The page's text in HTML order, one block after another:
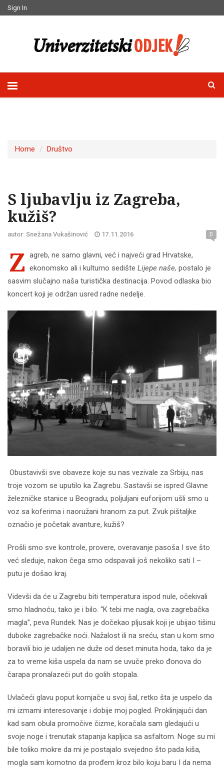
Sign In
Home Društvo
S ljubavlju iz Zagreba,
kužiš?
autor: Snežana Vukašinović 17.11.2016 0
Z agreb, ne samo glavni, već i najveći grad Hrvatske,
ekonomsko ali i kulturno sedište Lijepe naše, postalo je
sasvim slučajno naša turistička destinacija. Povod odlaska bio
koncert koji je održan usred radne nedelje.
Obustavivši sve obaveze koje su nas vezivale za Srbiju, nas
troje vozom se uputilo ka Zagrebu. Sastavši se ispred Glavne
železničke stanice u Beogradu, poljuljani euforijom ušli smo u
voz sa koferima i naoružani hranom za put. Zvuk pištaljke
označio je početak avanture, kužiš?
Prošli smo sve kontrole, provere, overavanje pasoša I sve što
već sleduje, nakon čega smo odspavali još nekoliko sati I –
putu je došao kraj.
Videvši da će u Zagrebu biti temperatura ispod nule, očekivali
smo hladnoću, tako je i bilo. “K tebi me nagla, ova zagrebačka
magla”, peva Rundek. Nas je dočekao pljusak koji je ubijao tišinu
duboke zagrebačke noći. Nažalost ili na sreću, stan u kom smo
boravili bio je udaljen ne duže od deset minuta hoda, tako da je
za to vreme kiša uspela da nam se uvuče preko đonova do
čarapa pronalazeći put do golih stopala.
Uvlačeći glavu poput kornjače u svoj šal, retko šta je uspelo da
mi izmami interesovanje i dobije moj pogled. Proklinjajući dan
kad sam obula promočive čizme, koračala sam gledajući u
svoje noge i trenutak stapanja kapljica sa asfaltom. Noge su mi
bile toliko mokre da mi je postajalo svejedno što pada kiša,
mogla sam komotno da prođem kroz bilo koju baru I da nema